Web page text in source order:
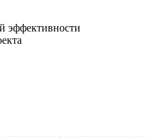
эффективности